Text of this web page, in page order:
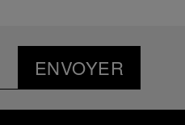
ENVOYER